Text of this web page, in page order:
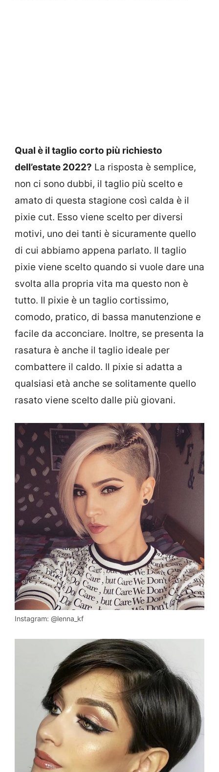
Qual è il taglio corto più richiesto
dell’estate 2022? La risposta è semplice,
non ci sono dubbi, il taglio più scelto e
amato di questa stagione così calda è il
pixie cut. Esso viene scelto per diversi
motivi, uno dei tanti è sicuramente quello
di cui abbiamo appena parlato. Il taglio
pixie viene scelto quando si vuole dare una
svolta alla propria vita ma questo non è
tutto. Il pixie è un taglio cortissimo,
comodo, pratico, di bassa manutenzione e
facile da acconciare. Inoltre, se presenta la
rasatura è anche il taglio ideale per
combattere il caldo. Il pixie si adatta a
qualsiasi età anche se solitamente quello
rasato viene scelto dalle più giovani.
Instagram: @lenna_kf